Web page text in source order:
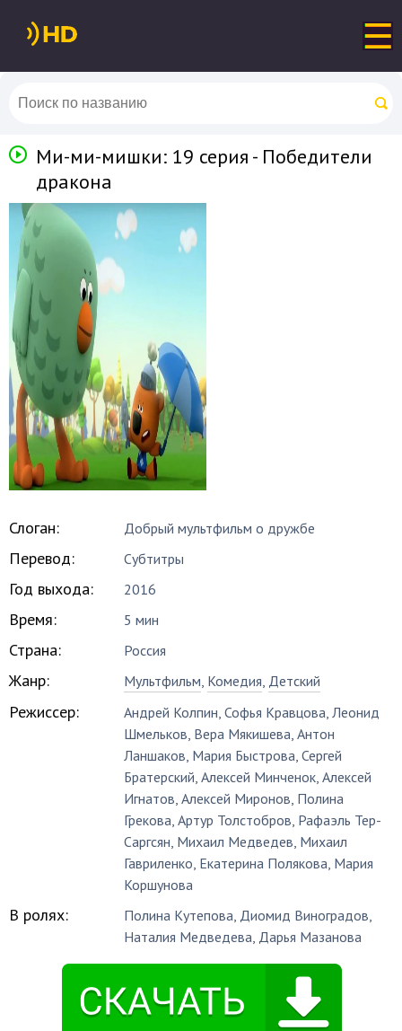
Ми-ми-мишки: 19 серия - Победители
дракона
Слоган: Добрый мультфильм о дружбе
Перевод: Субтитры
Год выхода: 2016
Время: 5 мин
Страна: Россия
Жанр: Мультфильм, Комедия, Детский
Режиссер: Андрей Колпин,Софья Кравцова,Леонид
Шмельков, Вера Мякишева,Антон
Ланшаков, Мария Быстрова,Сергей
Братерский,Алексей Минченок,Алексей
Игнатов,Алексей Миронов, Полина
Грекова,Артур Толстобров, Рафаэль Тер-
Саргсян, Михаил Медведев, Михаил
Гавриленко, Екатерина Полякова, Мария
Коршунова
В ролях: Полина Кутепова, Диомид Виноградов,
Наталия Медведева, Дарья Мазанова